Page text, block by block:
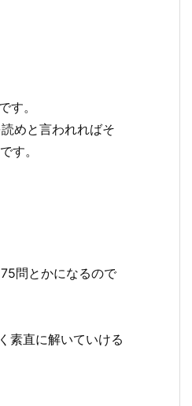
す。
めと言われればそ
す。
問とかになるので
素直に解いていける